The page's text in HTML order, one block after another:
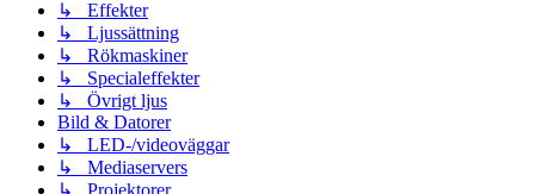
↳ Effekter
↳ Ljussättning
↳ Rökmaskiner
↳ Specialeffekter
↳ Övrigt ljus
Bild & Datorer
↳ LED-/videoväggar
↳ Mediaservers